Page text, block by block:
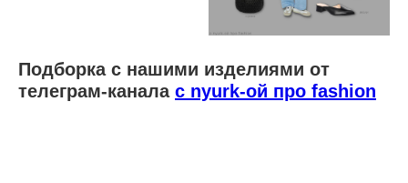
Подборка с нашими изделиями от
телеграм-канала с nyurk-ой про fashion